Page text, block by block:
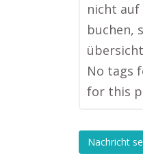
nicht
buchen,
No tags
for this
Nachricht